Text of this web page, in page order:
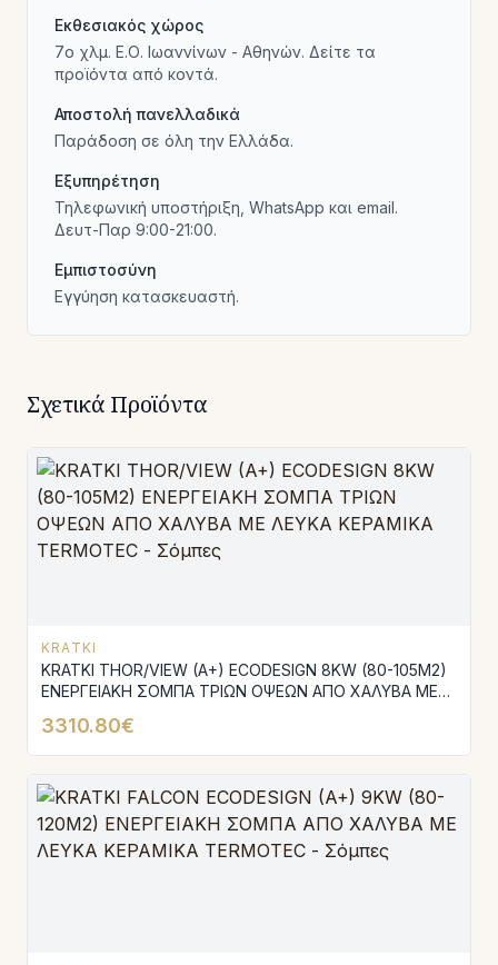
Εκθεσιακός χώρος
7ο χλμ. Ε.Ο. Ιωαννίνων - Αθηνών. Δείτε τα
προϊόντα από κοντά.
Αποστολή πανελλαδικά
Παράδοση σε όλη την Ελλάδα.
Εξυπηρέτηση
Τηλεφωνική υποστήριξη, WhatsApp και email.
Δευτ-Παρ 9:00-21:00.
Εμπιστοσύνη
Εγγύηση κατασκευαστή.
Σχετικά Προϊόντα
KRATKI
KRATKI THOR/VIEW (A+) ECODESIGN 8KW (80-105M2)
ΕΝΕΡΓΕΙΑΚΗ ΣΟΜΠΑ ΤΡΙΩΝ ΟΨΕΩΝ ΑΠΟ ΧΑΛΥΒΑ ΜΕ
3310.80€